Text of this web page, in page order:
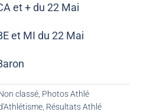
et + du 22 Mai
et MI du 22 Mai
classé Photos Athlé
Résultats Athlé